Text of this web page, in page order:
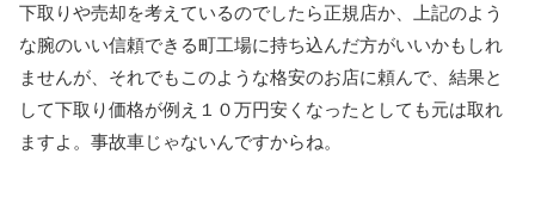
下取りや売却を考えているのでしたら正規店か、上記のよう
な腕のいい信頼できる町工場に持ち込んだ方がいいかもしれ
ませんが、それでもこのような格安のお店に頼んで、結果と
して下取り価格が例え１０万円安くなったとしても元は取れ
ますよ。事故車じゃないんですからね。